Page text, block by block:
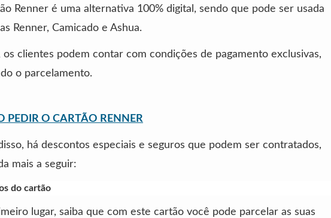
Renner é uma alternativa 100% digital, sendo que pode ser usada
Renner, Camicado e Ashua.
os clientes podem contar com condições de pagamento exclusivas,
o parcelamento.
PEDIR O CARTÃO RENNER
há descontos especiais e seguros que podem ser contratados,
mais a seguir:
do cartão
lugar, saiba que com este cartão você pode parcelar as suas